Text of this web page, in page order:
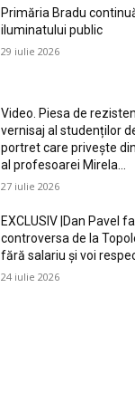
Primăria Bradu
iluminatului public
29 iulie 2026
Video. Piesa de
vernisaj al studenților
portret care privește
al profesoarei Mirela...
27 iulie 2026
EXCLUSIV |Dan Pavel
controversa de la
fără salariu și voi
24 iulie 2026